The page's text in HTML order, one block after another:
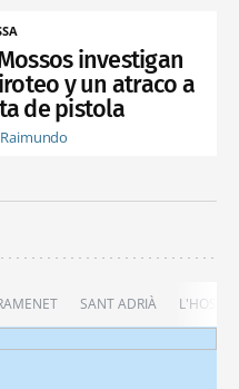
investigan
y un atraco a
de pistola
SANT ADRIÀ